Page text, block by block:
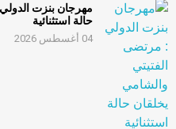
مهرجان بنزت
حالة استثنائية
04 أغسطس 2026